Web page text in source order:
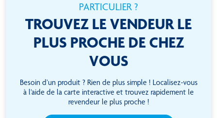
PARTICULIER ?
TROUVEZ LE VENDEUR LE
PLUS PROCHE DE CHEZ
VOUS
Besoin d’un produit ? Rien de plus simple ! Localisez-vous
à l’aide de la carte interactive et trouvez rapidement le
revendeur le plus proche !